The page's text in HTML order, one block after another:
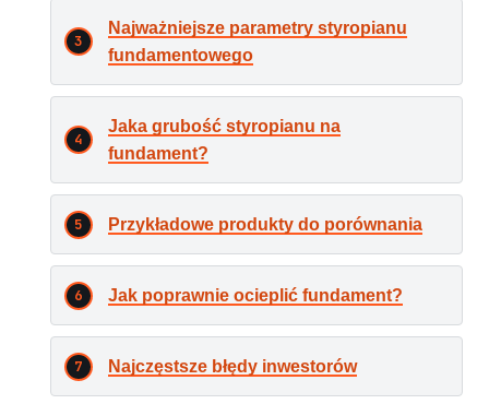
Najważniejsze parametry styropianu
fundamentowego
Jaka grubość styropianu na
fundament?
Przykładowe produkty do porównania
Jak poprawnie ocieplić fundament?
Najczęstsze błędy inwestorów